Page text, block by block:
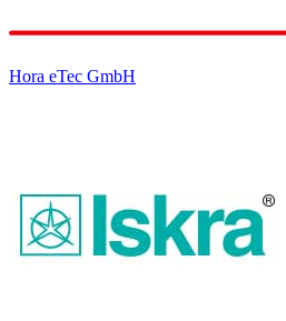
Hora eTec GmbH